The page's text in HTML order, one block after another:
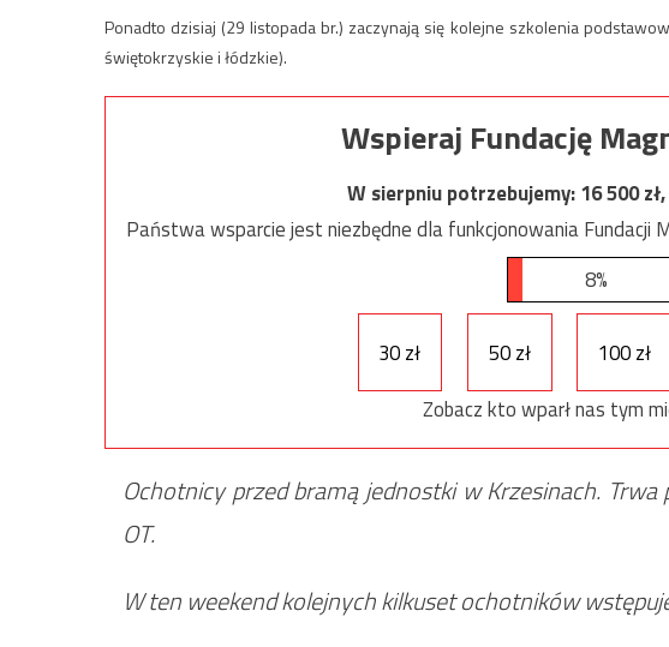
Ponadto dzisiaj (29 listopada br.) zaczynają się kolejne szkolenia
świętokrzyskie i łódzkie).
Wspieraj Fundację
W sierpniu potrzebujemy:16 500
Państwa wsparcie jest niezbędne dla funkcjonowania Fundacji
8%
30 zł 50 zł 100 zł
Zobacz kto wparł nas tym
Ochotnicy przed bramą jednostki w Krzesinach.
OT.
W ten weekend kolejnych kilkuset ochotników